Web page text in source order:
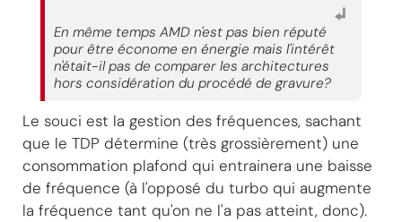
En même temps AMD n'est pas bien réputé
pour être économe en énergie mais l'intérêt
n'était-il pas de comparer les architectures
hors considération du procédé de gravure?
Le souci est la gestion des fréquences, sachant
que le TDP détermine (très grossièrement) une
consommation plafond qui entrainera une baisse
de fréquence (à l'opposé du turbo qui augmente
la fréquence tant qu'on ne l'a pas atteint, donc).